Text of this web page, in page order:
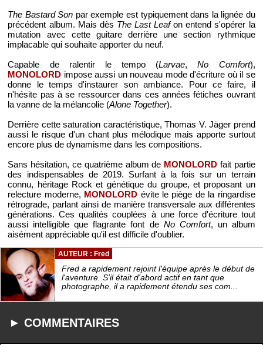
The Bastard Son par exemple est typiquement dans la lignée du
précédent album. Mais dès The Last Leafon entend s'opérer la
mutation avec cette guitare derrière une section rythmique
implacable qui souhaite apporter du neuf.
Capable de ralentir le tempo (Larvae,No Comfort),
MONOLORD impose aussi un nouveau mode d'écriture où il se
donne le temps d'instaurer son ambiance. Pour ce faire, il
n'hésite pas à se ressourcer dans ces années fétiches ouvrant
la vanne de la mélancolie (Alone Together).
Derrière cette saturation caractéristique, Thomas V. Jäger prend
aussi le risque d'un chant plus mélodique mais apporte surtout
encore plus de dynamisme dans les compositions.
Sans hésitation, ce quatrième album de MONOLORD fait partie
des indispensables de 2019. Surfant à la fois sur un terrain
connu, héritage Rock et génétique du groupe, et proposant un
relecture moderne, MONOLORD évite le piège de la ringardise
rétrograde, parlant ainsi de manière transversale aux différentes
générations. Ces qualités couplées à une force d'écriture tout
aussi intelligible que flagrante font de No Comfort, un album
aisément appréciable qu'il est difficile d'oublier.
AUTEUR : Fred
Fred a rapidement rejoint l'équipe après le début de
l'aventure. S'il était d'abord actif en tant que
photographe, il a rapidement étendu ses com...
► COMMENTAIRES